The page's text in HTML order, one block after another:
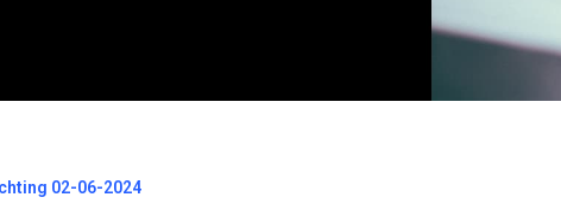
02-06-2024